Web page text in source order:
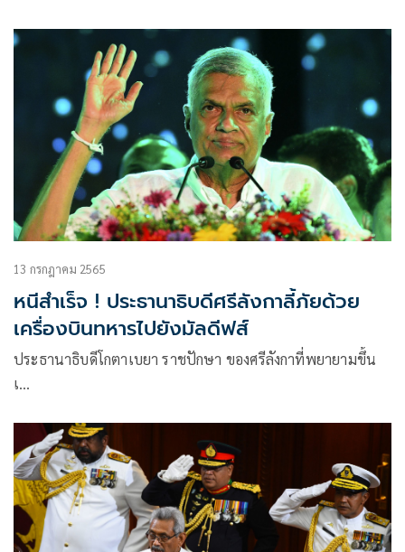
13 กรกฎาคม 2565
หนีสำเร็จ ! ประธานาธิบดีศรีลังกาลี้ภัยด้วย
เครื่องบินทหารไปยังมัลดีฟส์
ประธานาธิบดีโกตาเบยา ราชปักษา ของศรีลังกาที่พยายามขึ้น
เ…